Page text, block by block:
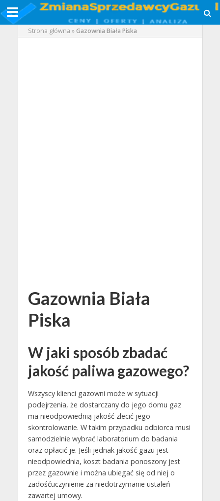
Strona główna »Gazownia Biała Piska
Gazownia Biała
Piska
W jaki sposób zbadać
jakość paliwa gazowego?
Wszyscy klienci gazowni może w sytuacji
podejrzenia, że dostarczany do jego domu gaz
ma nieodpowiednią jakość zlecić jego
skontrolowanie. W takim przypadku odbiorca musi
samodzielnie wybrać laboratorium do badania
oraz opłacić je. Jeśli jednak jakość gazu jest
nieodpowiednia, koszt badania ponoszony jest
przez gazownie i można ubiegać się od niej o
zadośćuczynienie za niedotrzymanie ustaleń
zawartej umowy.